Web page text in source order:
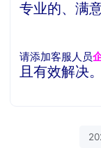
专业的、满
请添加客服人员
且有效解决。